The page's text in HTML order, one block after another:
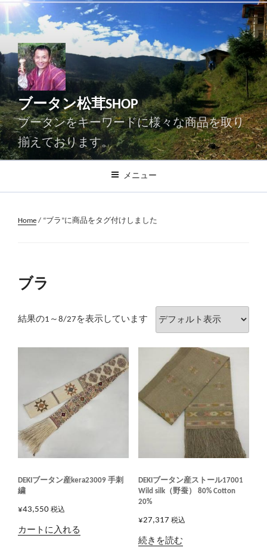
テ
ン
ツ
へ
キ
ッ
プ
ブータン松茸SHOP
ブータンをキーワードに様々な商品を取り
揃えております。
メニュー
Home / “ブラ”に商品をタグ付けしました
ブラ
結果の1～8/27を表示しています
DEKIブータン産kera23009 手刺
繍
¥43,550 税込
カートに入れる
DEKIブータン産ストール17001
Wild silk（野蚕） 80% Cotton
20%
¥27,317 税込
続きを読む